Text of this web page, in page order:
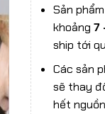
Sản
khoảng 7
ship tới
Các sản
sẽ thay
hết